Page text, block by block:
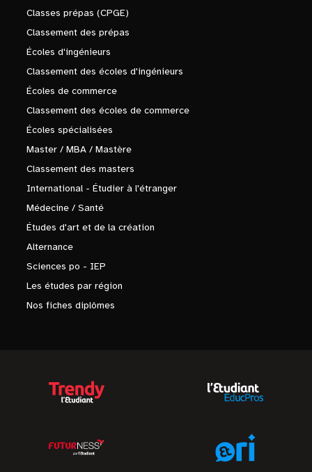
Classes prépas (CPGE)
Classement des prépas
Écoles d'ingénieurs
Classement des écoles d'ingénieurs
Écoles de commerce
Classement des écoles de commerce
Écoles spécialisées
Master / MBA / Mastère
Classement des masters
International - Étudier à l'étranger
Médecine / Santé
Études d'art et de la création
Alternance
Sciences po - IEP
Les études par région
Nos fiches diplômes